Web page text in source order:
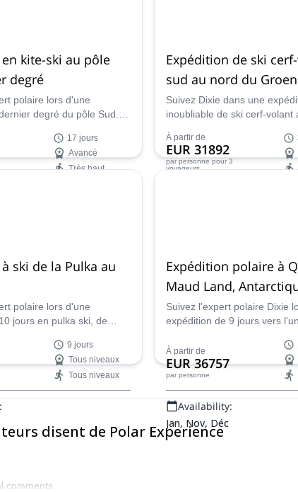
kite-ski au pôle
degré
polaire lors d'une
degré du pôle Sud.
paysage unique !
17 jours
Avancé
Très haut
Expédition de ski
sud au nord du
Suivez Dixie dans une
inoubliable de ski cerf-volant
un guide expert !
À partir de
EUR 31892
par personne pour 3
voyageurs
ski de la Pulka au
polaire lors d'une
jours en pulka ski, de
9 jours
Tous niveaux
Tous niveaux
Expédition polaire à
Maud Land,
Suivez l'expert polaire Dixie
expédition de 9 jours vers
l'Antarctique : la Terre de la
À partir de
EUR 36757
par personne
Availability:
Jan, Nov, Déc
disent de Polar Experience
comments.